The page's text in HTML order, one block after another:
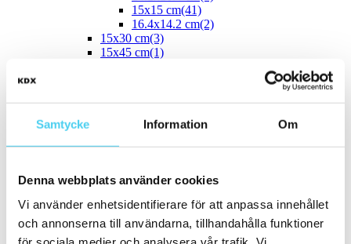
Samtycke Information Om
Denna webbplats använder cookies
Vi använder enhetsidentifierare för att anpassa innehållet
och annonserna till användarna, tillhandahålla funktioner
15x15 cm(41)
16.4x14.2 cm(2)
15x30 cm(3)
15x45 cm(1)
20x20 cm(22)
20x5 cm(2)
20x25 cm(1)
20x40 cm(1)
ca 20x60 cm(2)
20x58 cm